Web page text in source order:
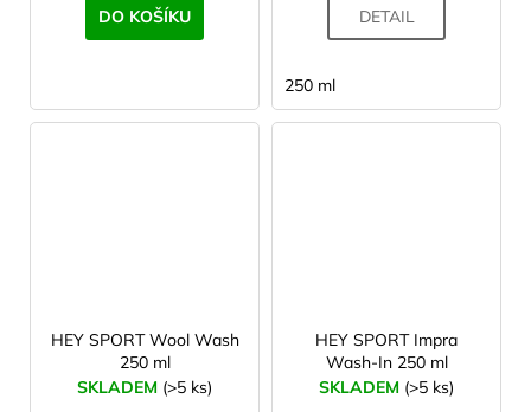
DO KOŠÍKU DETAIL
250 ml
HEY SPORT Wool Wash
250 ml
SKLADEM (>5 ks)
HEY SPORT Impra
Wash-In 250 ml
SKLADEM (>5 ks)